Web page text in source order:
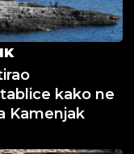
kako ne
Kamenjak